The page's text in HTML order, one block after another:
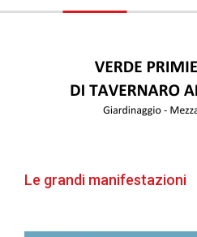
Le grandi manifestazioni